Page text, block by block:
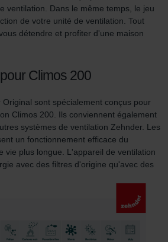
de notre site Web ne soient plus
intégralité.
vous invitons à prendre
der Zehnder Group
Privacy
nv/sa: Déclarations de confidentialité
Republic s.r.o.: Zásady ochrany
Protection des données
İklimlendirme Sanayi ve Ticaret
Çerezleri
ventilation. Dans le même temps, le jeu
de votre unité de ventilation. Tout
détendre et profiter d'une maison
Climos 200
sont spécialement conçus pour
Climos 200. Ils conviennent également
systèmes de ventilation Zehnder. Les
un fonctionnement efficace du
vie plus longue. L'appareil de ventilation
avec des filtres d'origine qu'avec des